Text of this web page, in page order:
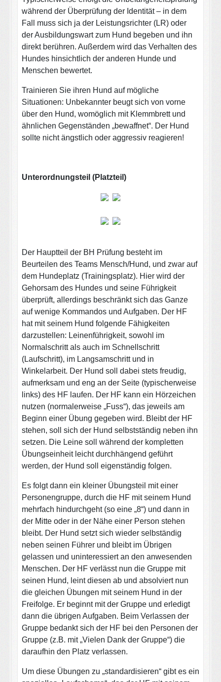
während der Überprüfung der Identität – in dem
Fall muss sich ja der Leistungsrichter (LR) oder
der Ausbildungswart zum Hund begeben und ihn
direkt berühren. Außerdem wird das Verhalten des
Hundes hinsichtlich der anderen Hunde und
Menschen bewertet.
Trainieren Sie ihren Hund auf mögliche
Situationen: Unbekannter beugt sich von vorne
über den Hund, womöglich mit Klemmbrett und
ähnlichen Gegenständen „bewaffnet“. Der Hund
sollte nicht ängstlich oder aggressiv reagieren!
Unterordnungsteil (Platzteil)
Der Hauptteil der BH Prüfung besteht im
Beurteilen des Teams Mensch/Hund, und zwar auf
dem Hundeplatz (Trainingsplatz). Hier wird der
Gehorsam des Hundes und seine Führigkeit
überprüft, allerdings beschränkt sich das Ganze
auf wenige Kommandos und Aufgaben. Der HF
hat mit seinem Hund folgende Fähigkeiten
darzustellen: Leinenführigkeit, sowohl im
Normalschritt als auch im Schnellschritt
(Laufschritt), im Langsamschritt und in
Winkelarbeit. Der Hund soll dabei stets freudig,
aufmerksam und eng an der Seite (typischerweise
links) des HF laufen. Der HF kann ein Hörzeichen
nutzen (normalerweise „Fuss“), das jeweils am
Beginn einer Übung gegeben wird. Bleibt der HF
stehen, soll sich der Hund selbstständig neben ihn
setzen. Die Leine soll während der kompletten
Übungseinheit leicht durchhängend geführt
werden, der Hund soll eigenständig folgen.
Es folgt dann ein kleiner Übungsteil mit einer
Personengruppe, durch die HF mit seinem Hund
mehrfach hindurchgeht (so eine „8“) und dann in
der Mitte oder in der Nähe einer Person stehen
bleibt. Der Hund setzt sich wieder selbständig
neben seinen Führer und bleibt im Übrigen
gelassen und uninteressiert an den anwesenden
Menschen. Der HF verlässt nun die Gruppe mit
seinen Hund, leint diesen ab und absolviert nun
die gleichen Übungen mit seinem Hund in der
Freifolge. Er beginnt mit der Gruppe und erledigt
dann die übrigen Aufgaben. Beim Verlassen der
Gruppe bedankt sich der HF bei den Personen der
Gruppe (z.B. mit „Vielen Dank der Gruppe“) die
daraufhin den Platz verlassen.
Um diese Übungen zu „standardisieren“ gibt es ein